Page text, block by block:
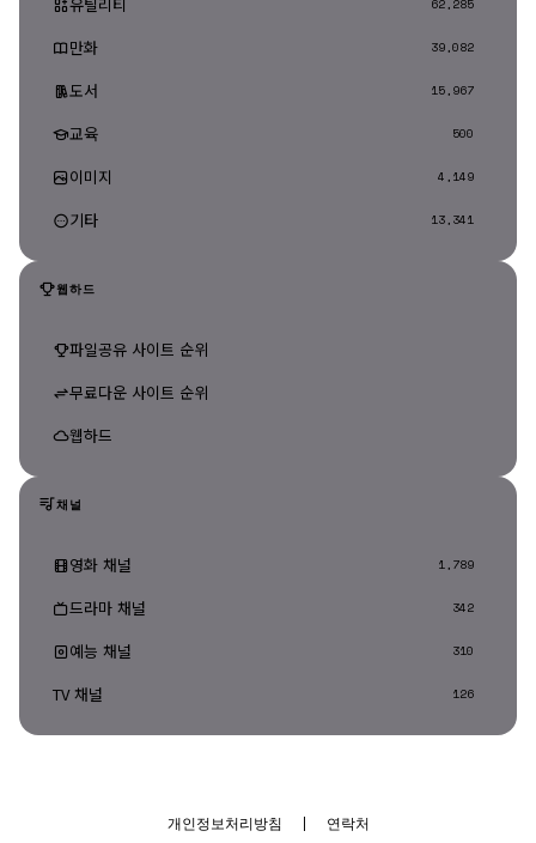
62,285
만화 39,082
도서 15,967
교육 500
이미지 4,149
기타 13,341
웹하드
파일공유 사이트 순위
무료다운 사이트 순위
웹하드
채널
영화 채널 1,789
드라마 채널 342
예능 채널 310
TV 채널 126
개인정보처리방침 |
연락처